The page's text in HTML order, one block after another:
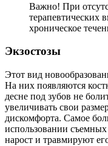
Важно! При
терапевтических
хроническое
Экзостозы
Этот вид
На них появляются
десне под зубов не
увеличивать свои
дискомфорта. Самое
использовании
нарост и травмируют